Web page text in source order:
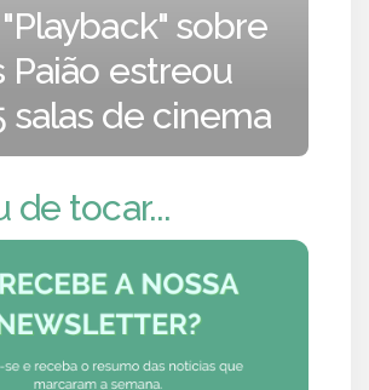
sobre
Paião estreou
salas de cinema
de tocar...